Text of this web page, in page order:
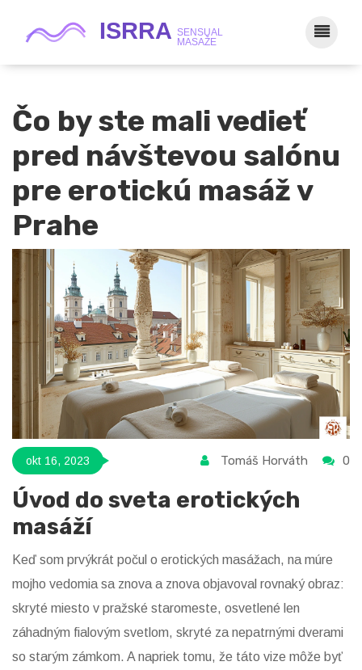
Čo by ste mali vedieť
pred návštevou salónu
pre erotickú masáž v
Prahe
okt 16, 2023 Tomáš Horváth 0
Úvod do sveta erotických
masáží
Keď som prvýkrát počul o erotických masážach, na múre
mojho vedomia sa znova a znova objavoval rovnaký obraz:
skryté miesto v pražské staromeste, osvetlené len
záhadným fialovým svetlom, skryté za nepatrnými dverami
so starým zámkom. A napriek tomu, že táto vize môže byť